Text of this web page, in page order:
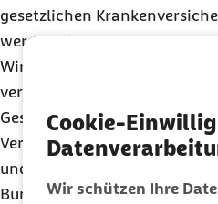
Cookie-
Wir schützen Ihre
gesetzlichen
werden die Konzepte zur
Wirtschaftlichkeitsprüfung
verordneten Leistungen
Gesetzgeber fördert Ansätze,
Verordnungsverhalten der
und optimieren. Derzeit
Bundesländern Prüfkonzepte